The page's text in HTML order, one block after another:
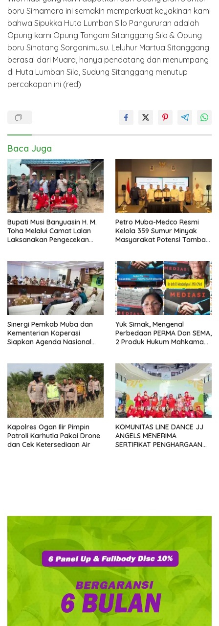
boru Simamora ini semakin memperkuat keyakinan kami
bahwa Sipukka Huta Lumban Silo Pangururan adalah
Opung kami Opung Tongam Sitanggang Silo & Opung
boru Sihotang Sorganimusu. Leluhur Martua Sitanggang
berasal dari Muara, hanya pendatang dan menumpang
di Huta Lumban Silo, Sudung Sitanggang menutup
percakapan ini (red)
Baca Juga
Bupati Musi Banyuasin H. M.
Toha Melalui Camat Lalan
Laksanakan Pengecekan
Perusahaan
Petro Muba-Medco Resmi
Kelola 359 Sumur Minyak
Masyarakat Potensi Tambah
Sinergi Pemkab Muba dan
Kementerian Koperasi
Siapkan Agenda Nasional
Pabrik KUD Sejahtera
Dimatangkan
Yuk Simak, Mengenal
Perbedaan PERMA Dan SEMA,
2 Produk Hukum Mahkamah
Kapolres Ogan Ilir Pimpin
Patroli Karhutla Pakai Drone
dan Cek Ketersediaan Air
KOMUNITAS LINE DANCE JJ
ANGELS MENERIMA
SERTIFIKAT PENGHARGAAN